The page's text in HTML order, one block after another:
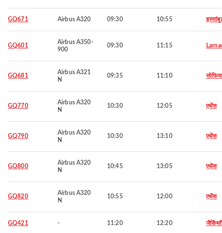
GQ671 Airbus A320 09:30 10:55
GQ601
Airbus A350-
900
09:30 11:15
GQ681
Airbus A321
N
09:35 11:10
GQ770
Airbus A320
N
10:30 12:05 एथेंस
GQ790
Airbus A320
N
10:30 13:10 एथेंस
GQ800
Airbus A320
N
10:45 13:05 एथेंस
GQ820
Airbus A320
N
10:55 12:00 एथेंस
GQ421 - 11:20 12:20